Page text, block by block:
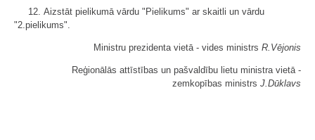
12. Aizstāt pielikumā vārdu "Pielikums" ar skaitli un vārdu
"2.pielikums".
Ministru prezidenta vietā - vides ministrs R.Vējonis
Reģionālās attīstības un pašvaldību lietu ministra vietā -
zemkopības ministrs J.Dūklavs